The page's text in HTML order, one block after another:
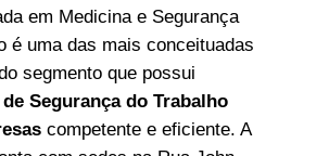
em Medicina e Segurança
é uma das mais conceituadas
segmento que possui
Segurança do Trabalho
competente e eficiente. A